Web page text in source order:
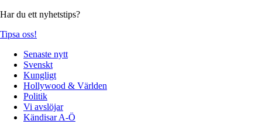
Har du ett nyhetstips?
Tipsa oss!
Senaste nytt
Svenskt
Kungligt
Hollywood & Världen
Politik
Vi avslöjar
Kändisar A-Ö